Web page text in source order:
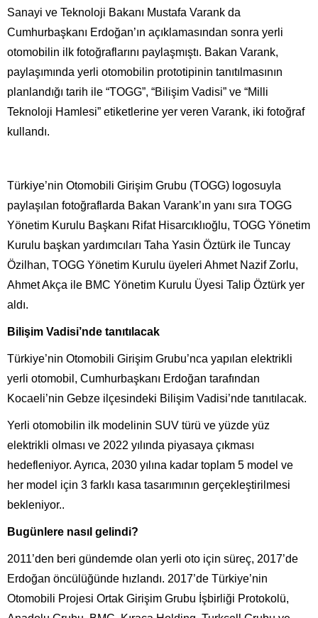
Sanayi ve Teknoloji Bakanı Mustafa Varank da
Cumhurbaşkanı Erdoğan’ın açıklamasından sonra yerli
otomobilin ilk fotoğraflarını paylaşmıştı. Bakan Varank,
paylaşımında yerli otomobilin prototipinin tanıtılmasının
planlandığı tarih ile “TOGG”, “Bilişim Vadisi” ve “Milli
Teknoloji Hamlesi” etiketlerine yer veren Varank, iki fotoğraf
kullandı.
Türkiye’nin Otomobili Girişim Grubu (TOGG) logosuyla
paylaşılan fotoğraflarda Bakan Varank’ın yanı sıra TOGG
Yönetim Kurulu Başkanı Rifat Hisarcıklıoğlu, TOGG Yönetim
Kurulu başkan yardımcıları Taha Yasin Öztürk ile Tuncay
Özilhan, TOGG Yönetim Kurulu üyeleri Ahmet Nazif Zorlu,
Ahmet Akça ile BMC Yönetim Kurulu Üyesi Talip Öztürk yer
aldı.
Bilişim Vadisi’nde tanıtılacak
Türkiye’nin Otomobili Girişim Grubu’nca yapılan elektrikli
yerli otomobil, Cumhurbaşkanı Erdoğan tarafından
Kocaeli’nin Gebze ilçesindeki Bilişim Vadisi’nde tanıtılacak.
Yerli otomobilin ilk modelinin SUV türü ve yüzde yüz
elektrikli olması ve 2022 yılında piyasaya çıkması
hedefleniyor. Ayrıca, 2030 yılına kadar toplam 5 model ve
her model için 3 farklı kasa tasarımının gerçekleştirilmesi
bekleniyor..
Bugünlere nasıl gelindi?
2011’den beri gündemde olan yerli oto için süreç, 2017’de
Erdoğan öncülüğünde hızlandı. 2017’de Türkiye’nin
Otomobili Projesi Ortak Girişim Grubu İşbirliği Protokolü,